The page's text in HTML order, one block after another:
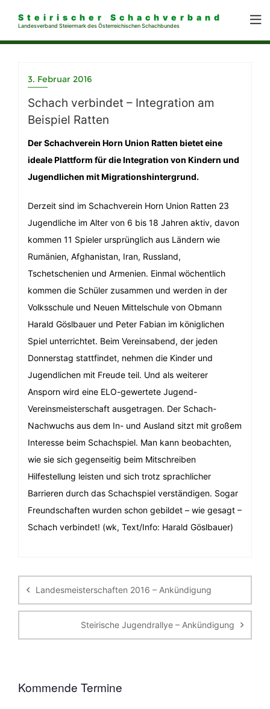
Steirischer Schachverband
Landesverband Steiermark des Österreichischen Schachbundes
3. Februar 2016
Schach verbindet – Integration am
Beispiel Ratten
Der Schachverein Horn Union Ratten bietet eine
ideale Plattform für die Integration von Kindern und
Jugendlichen mit Migrationshintergrund.
Derzeit sind im Schachverein Horn Union Ratten 23
Jugendliche im Alter von 6 bis 18 Jahren aktiv, davon
kommen 11 Spieler ursprünglich aus Ländern wie
Rumänien, Afghanistan, Iran, Russland,
Tschetschenien und Armenien. Einmal wöchentlich
kommen die Schüler zusammen und werden in der
Volksschule und Neuen Mittelschule von Obmann
Harald Göslbauer und Peter Fabian im königlichen
Spiel unterrichtet. Beim Vereinsabend, der jeden
Donnerstag stattfindet, nehmen die Kinder und
Jugendlichen mit Freude teil. Und als weiterer
Ansporn wird eine ELO-gewertete Jugend-
Vereinsmeisterschaft ausgetragen. Der Schach-
Nachwuchs aus dem In- und Ausland sitzt mit großem
Interesse beim Schachspiel. Man kann beobachten,
wie sie sich gegenseitig beim Mitschreiben
Hilfestellung leisten und sich trotz sprachlicher
Barrieren durch das Schachspiel verständigen. Sogar
Freundschaften wurden schon gebildet – wie gesagt –
Schach verbindet! (wk, Text/Info: Harald Göslbauer)
Landesmeisterschaften 2016 – Ankündigung
Steirische Jugendrallye – Ankündigung
Kommende Termine